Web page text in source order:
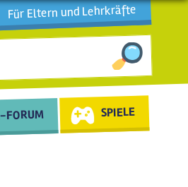
Für Eltern und Lehrkräfte
FORUM SPIELE